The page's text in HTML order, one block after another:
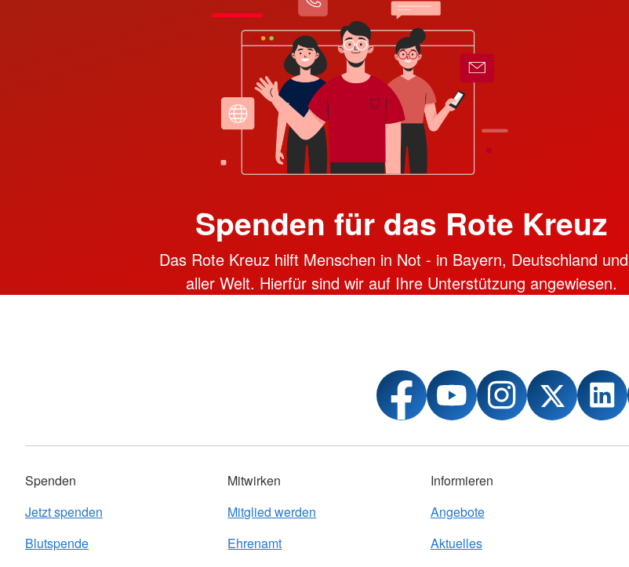
Spenden für das Rote Kreuz
Das Rote Kreuz hilft Menschen in Not - in Bayern, Deutschland
aller Welt. Hierfür sind wir auf Ihre Unterstützung angewiesen.
Spenden
Jetzt spenden
Blutspende
Mitwirken
Mitglied werden
Ehrenamt
Informieren
Angebote
Aktuelles